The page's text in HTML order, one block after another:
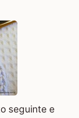
seguinte e